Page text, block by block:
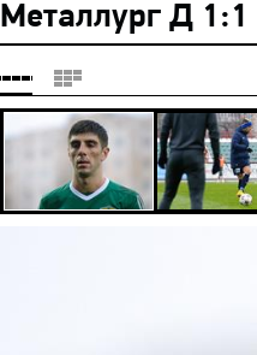
Металлург Д 1:1